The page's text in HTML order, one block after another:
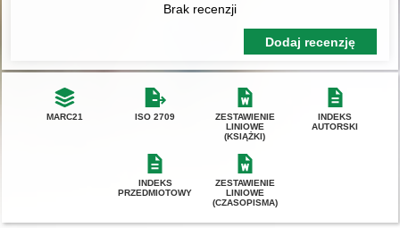
Brak recenzji
Dodaj recenzję
MARC21 ISO 2709
ZESTAWIENIE
LINIOWE
(KSIĄŻKI)
INDEKS
AUTORSKI
INDEKS
PRZEDMIOTOWY
ZESTAWIENIE
LINIOWE
(CZASOPISMA)